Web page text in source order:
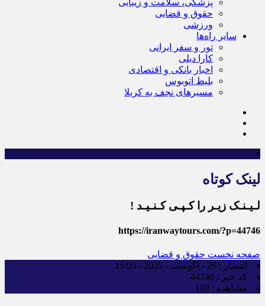
پزشکی، سلامت و زیبایی
حقوق و قضایی
ورزشی
سایر راه‌ها
تور و سفر ایرانی
کارا دیلی
اخبار بانکی و اقتصادی
بلیط اتوبوس
مسیرهای نجف به کربلا
×
لینک کوتاه
لـیـنـک زیـر را کـپـی کـنـیـد !
https://iranwaytours.com/?p=44746
صفحه نخست حقوق و قضایی
انتشار : 26 - آگوست - 2025 - 15:05
کد خبر : 44746
مشاهده : 189